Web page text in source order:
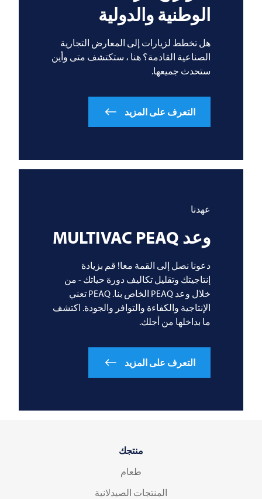
الوطنية والدولية
هل تخطط لزيارات إلى المعارض التجارية
الصناعية القادمة؟ هنا ، ستكتشف متى وأين
ستحدث جميعها.
التعرف على المزيد
عهدنا
وعد MULTIVAC PEAQ
دعونا نصل إلى القمة معا! قم بزيادة
إنتاجيتك وتقليل تكاليف دورة حياتك - من
خلال وعد PEAQ الخاص بنا. PEAQ تعني
الإنتاجية والكفاءة والتوافر والجودة. اكتشف
ما بداخلها من أجلك.
التعرف على المزيد
منتجك
طعام
المنتجات الصيدلانية